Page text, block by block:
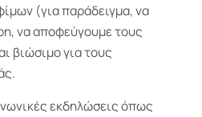
(για παράδειγμα, να
να αποφεύγουμε τους
βιώσιμο για τους
εκδηλώσεις όπως